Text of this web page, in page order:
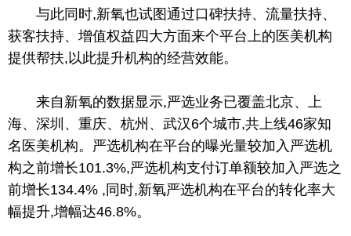
与此同时,新氧也试图通过口碑扶持、流量扶持、
获客扶持、增值权益四大方面来个平台上的医美机构
提供帮扶,以此提升机构的经营效能。
来自新氧的数据显示,严选业务已覆盖北京、上
海、深圳、重庆、杭州、武汉6个城市,共上线46家知
名医美机构。严选机构在平台的曝光量较加入严选机
构之前增长101.3%,严选机构支付订单额较加入严选之
前增长134.4% ,同时,新氧严选机构在平台的转化率大
幅提升,增幅达46.8%。